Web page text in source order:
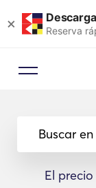
× Reserva
Buscar en
El